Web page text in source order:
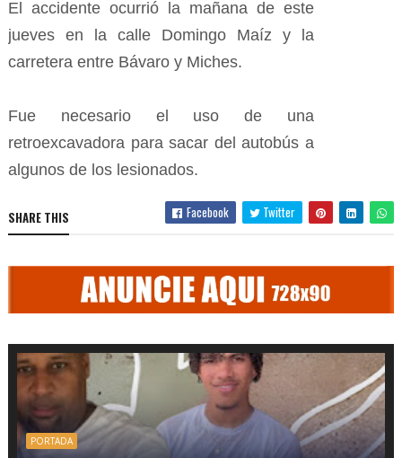
El accidente ocurrió la mañana de este
jueves en la calle Domingo Maíz y la
carretera entre Bávaro y Miches.
Fue necesario el uso de una
retroexcavadora para sacar del autobús a
algunos de los lesionados.
SHARE THIS Facebook Twitter
PORTADA